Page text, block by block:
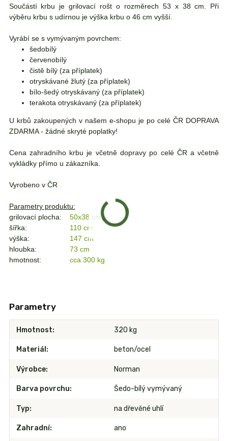
Součástí krbu je grilovací rošt o rozměrech 53 x 38 cm. Při
výběru krbu s udírnou je výška krbu o 46 cm vyšší.
Vyrábí se s vymývaným povrchem:
šedobílý
červenobílý
čistě bílý (za příplatek)
otryskávané žlutý (za příplatek)
bílo-šedý otryskávaný (za příplatek)
terakota otryskávaný (za příplatek)
U krbů zakoupených v našem e-shopu je po celé ČR DOPRAVA
ZDARMA - žádné skryté poplatky!
Cena zahradního krbu je včetně dopravy po celé ČR a včetně
vykládky přímo u zákazníka.
Vyrobeno v ČR
Parametry produktu:
grilovací plocha:
50x38 cm
šířka:
110 cm
výška:
147 cm
hloubka:
73 cm
hmotnost:
cca 300 kg
Parametry
Hmotnost 320 kg
Materiál beton/ocel
Výrobce Norman
Barva povrchu Šedo-bílý vymývaný
Typ na dřevěné uhlí
Zahradní ano